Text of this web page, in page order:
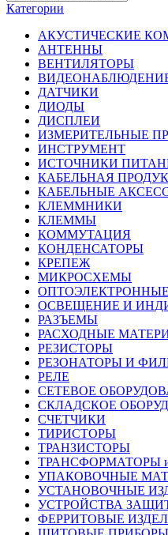
Категории
АКУСТИЧЕСКИЕ
АНТЕННЫ
ВЕНТИЛЯТОРЫ
ДАТЧИКИ
ДИОДЫ
ДИСПЛЕИ
ИЗМЕРИТЕЛЬНЫЕ
ИНСТРУМЕНТ
ИСТОЧНИКИ
КАБЕЛЬНАЯ
КАБЕЛЬНЫЕ
КЛЕММНИКИ
КЛЕММЫ
КОММУТАЦИЯ
КОНДЕНСАТОРЫ
КРЕПЕЖ
МИКРОСХЕМЫ
ОСВЕЩЕНИЕ И
РАЗЪЕМЫ
РАСХОДНЫЕ
РЕЗИСТОРЫ
РЕЗОНАТОРЫ И
РЕЛЕ
СЕТЕВОЕ
СКЛАДСКОЕ
СЧЕТЧИКИ
ТИРИСТОРЫ
ТРАНЗИСТОРЫ
ТРАНСФОРМАТОРЫ
УПАКОВОЧНЫЕ
УСТАНОВОЧНЫЕ
УСТРОЙСТВА
ФЕРРИТОВЫЕ